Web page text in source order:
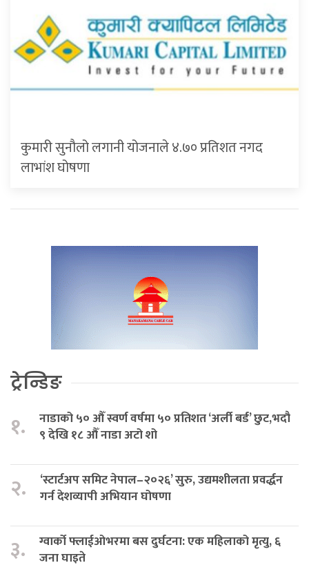
कुमारी सुनौलो लगानी योजनाले ४.७० प्रतिशत नगद
लाभांश घोषणा
ट्रेन्डिङ
१.
नाडाको ५० औँ स्वर्ण वर्षमा ५० प्रतिशत ‘अर्ली बर्ड’ छुट,भदौ
९ देखि १८ औँ नाडा अटो शो
२.
‘स्टार्टअप समिट नेपाल–२०२६’ सुरु, उद्यमशीलता प्रवर्द्धन
गर्न देशव्यापी अभियान घोषणा
३.
ग्वार्को फ्लाईओभरमा बस दुर्घटना: एक महिलाको मृत्यु, ६
जना घाइते